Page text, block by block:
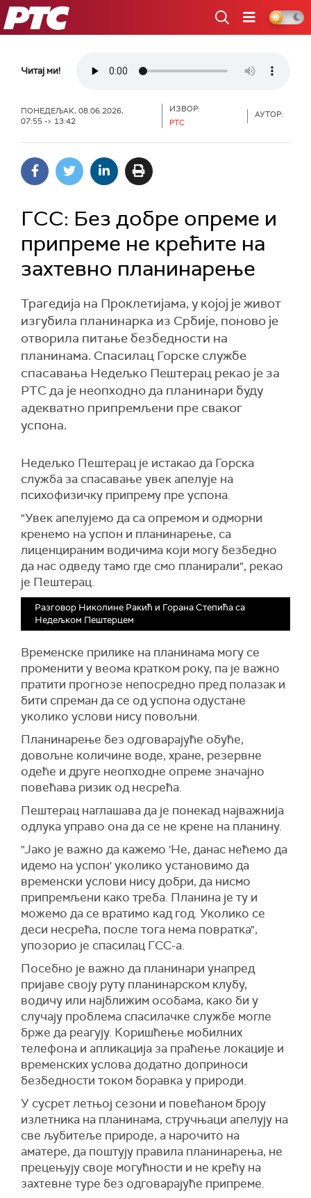
РТС
Читај ми!
ПОНЕДЕЉАК, 08.06.2026,
07:55 -> 13:42
ИЗВОР:
РТС
АУТОР:
ГСС: Без добре опреме и
припреме не крећите на
захтевно планинарење
Трагедија на Проклетијама, у којој је живот
изгубила планинарка из Србије, поново је
отворила питање безбедности на
планинама. Спасилац Горске службе
спасавања Недељко Пештерац рекао је за
РТС да је неопходно да планинари буду
адекватно припремљени пре сваког
успона.
Недељко Пештерац је истакао да Горска
служба за спасавање увек апелује на
психофизичку припрему пре успона.
"Увек апелујемо да са опремом и одморни
кренемо на успон и планинарење, са
лиценцираним водичима који могу безбедно
да нас одведу тамо где смо планирали", рекао
је Пештерац.
Разговор Николине Ракић и Горана Степића са
Недељком Пештерцем
Временске прилике на планинама могу се
променити у веома кратком року, па је важно
пратити прогнозе непосредно пред полазак и
бити спреман да се од успона одустане
уколико услови нису повољни.
Планинарење без одговарајуће обуће,
довољне количине воде, хране, резервне
одеће и друге неопходне опреме значајно
повећава ризик од несрећа.
Пештерац наглашава да је понекад најважнија
одлука управо она да се не крене на планину.
"Јако је важно да кажемо 'Не, данас нећемо да
идемо на успон' уколико установимо да
временски услови нису добри, да нисмо
припремљени како треба. Планина је ту и
можемо да се вратимо кад год. Уколико се
деси несрећа, после тога нема повратка",
упозорио је спасилац ГСС-а.
Посебно је важно да планинари унапред
пријаве своју руту планинарском клубу,
водичу или најближим особама, како би у
случају проблема спасилачке службе могле
брже да реагују. Коришћење мобилних
телефона и апликација за праћење локације и
временских услова додатно доприноси
безбедности током боравка у природи.
У сусрет летњој сезони и повећаном броју
излетника на планинама, стручњаци апелују на
све љубитеље природе, а нарочито на
аматере, да поштују правила планинарења, не
прецењују своје могућности и не крећу на
захтевне туре без одговарајуће припреме.